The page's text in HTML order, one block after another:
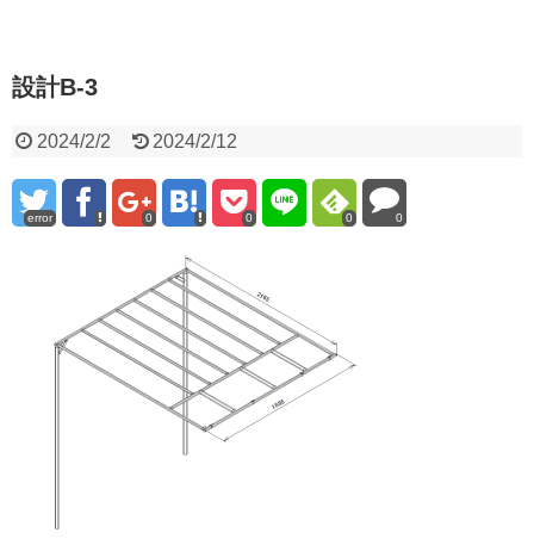
設計B-3
2024/2/2 2024/2/12
error 0 0 0 0